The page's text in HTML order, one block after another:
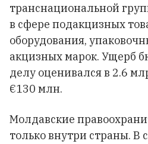
транснациональной
в сфере подакцизных
оборудования,
акцизных марок. Ущерб
делу оценивался в 2.6
€130 млн.
Молдавские
только внутри страны. В